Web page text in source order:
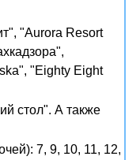
"Aurora Resort
"Eighty Eight
стол". А также
7, 9, 10, 11, 12,